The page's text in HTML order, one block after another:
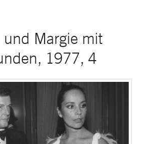
und Margie mit
1977, 4